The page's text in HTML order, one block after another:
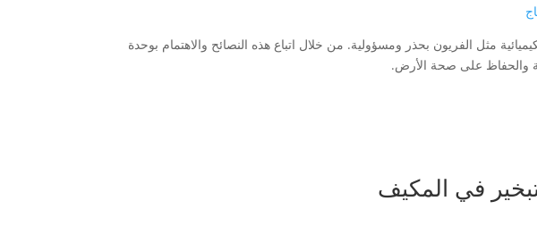
مثل الفريون بحذر ومسؤولية. من خلال اتباع هذه النصائح والاهتمام بوحدة
والحفاظ على صحة الأرض.
في المكيف